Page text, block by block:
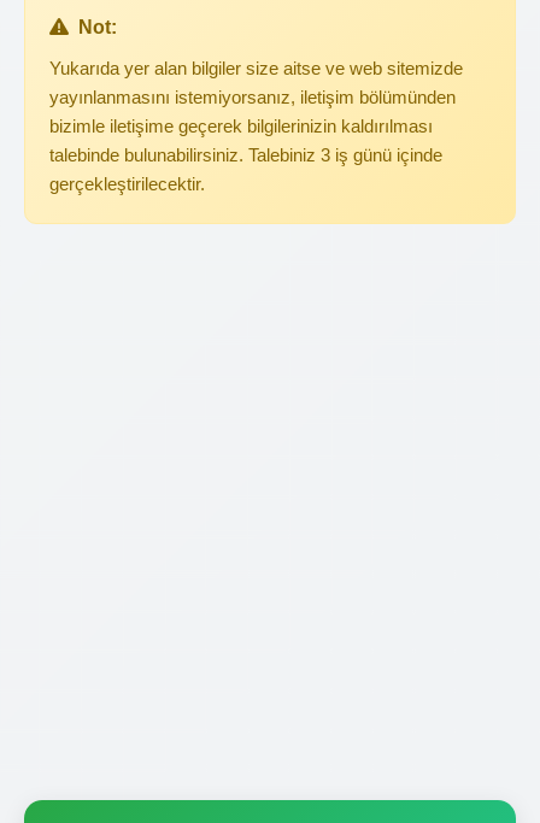
Not:
Yukarıda yer alan bilgiler size aitse ve web sitemizde
yayınlanmasını istemiyorsanız, iletişim bölümünden
bizimle iletişime geçerek bilgilerinizin kaldırılması
talebinde bulunabilirsiniz. Talebiniz 3 iş günü içinde
gerçekleştirilecektir.